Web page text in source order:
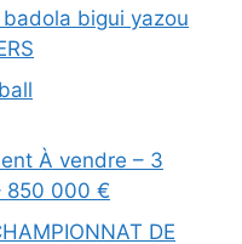
bigui yazou
À vendre – 3
850 000 €
DE